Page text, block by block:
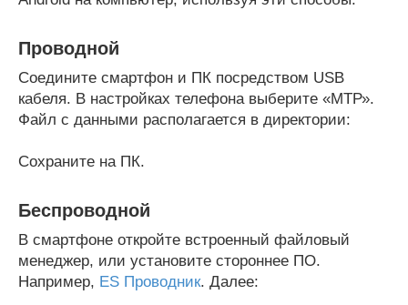
Проводной
Соедините смартфон и ПК посредством USB
кабеля. В настройках телефона выберите «МТР».
Файл с данными располагается в директории:
Сохраните на ПК.
Беспроводной
В смартфоне откройте встроенный файловый
менеджер, или установите стороннее ПО.
Например, ES Проводник. Далее: